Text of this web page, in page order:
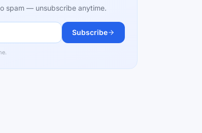
spam — unsubscribe anytime.
Subscribe